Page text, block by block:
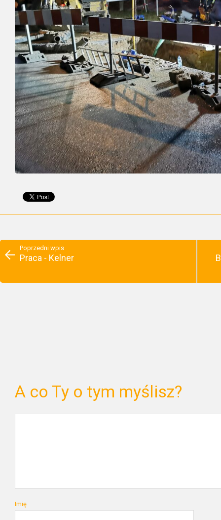
Poprzedni wpis
Praca - Kelner
A co Ty o tym myślisz?
Imię